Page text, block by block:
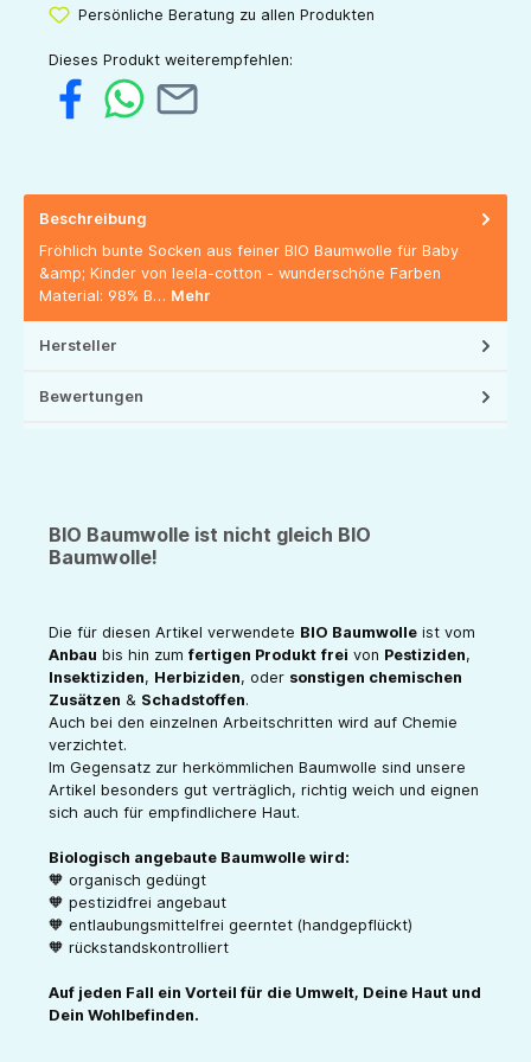
Persönliche Beratung zu allen Produkten
Dieses Produkt weiterempfehlen:
Beschreibung
Fröhlich bunte Socken aus feiner BIO Baumwolle für Baby
&amp; Kinder von leela-cotton - wunderschöne Farben
Material: 98% B… Mehr
Hersteller
Bewertungen
BIO Baumwolle ist nicht gleich BIO
Baumwolle!
Die für diesen Artikel verwendete BIO Baumwolle ist vom
Anbau bis hin zum fertigen Produkt frei von Pestiziden,
Insektiziden, Herbiziden, oder sonstigen chemischen
Zusätzen & Schadstoffen.
Auch bei den einzelnen Arbeitschritten wird auf Chemie
verzichtet.
Im Gegensatz zur herkömmlichen Baumwolle sind unsere
Artikel besonders gut verträglich, richtig weich und eignen
sich auch für empfindlichere Haut.
Biologisch angebaute Baumwolle wird:
🧡 organisch gedüngt
🧡 pestizidfrei angebaut
🧡 entlaubungsmittelfrei geerntet (handgepflückt)
🧡 rückstandskontrolliert
Auf jeden Fall ein Vorteil für die Umwelt, Deine Haut und
Dein Wohlbefinden.